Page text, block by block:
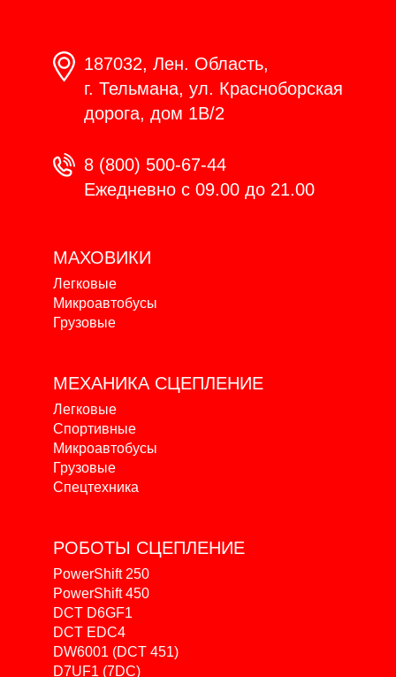
187032, Лен. Область,
г. Тельмана, ул. Красноборская
дорога, дом 1В/2
8 (800) 500-67-44
Ежедневно с 09.00 до 21.00
МАХОВИКИ
Легковые
Микроавтобусы
Грузовые
МЕХАНИКА СЦЕПЛЕНИЕ
Легковые
Спортивные
Микроавтобусы
Грузовые
Спецтехника
РОБОТЫ СЦЕПЛЕНИЕ
PowerShift 250
PowerShift 450
DCT D6GF1
DCT EDC4
DW6001 (DCT 451)
D7UF1 (7DC)